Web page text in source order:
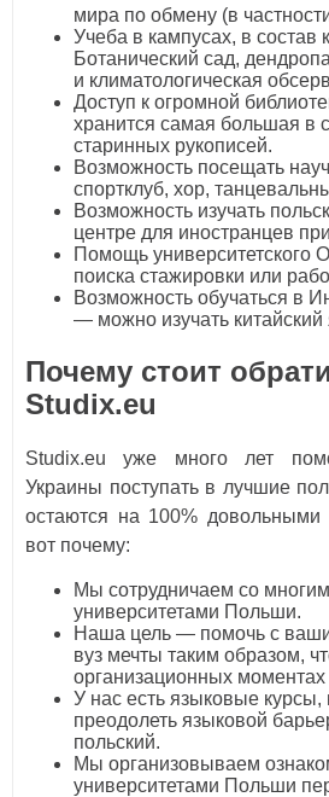
мира по обмену (в
Учеба в кампусах, в состав
Ботанический сад,
и климатологическая
Доступ к огромной
хранится самая большая в
старинных рукописей.
Возможность посещать
спортклуб, хор,
Возможность изучать
центре для иностранцев
Помощь университетского
поиска стажировки или
Возможность обучаться в
— можно изучать китайский
Почему стоит
Studix.eu
Studix.eu уже много лет
Украины поступать в лучшие
остаются на 100%
вот почему:
Мы сотрудничаем со
университетами Польши.
Наша цель — помочь с
вуз мечты таким образом,
организационных
У нас есть языковые курсы,
преодолеть языковой
польский.
Мы организовываем
университетами Польши